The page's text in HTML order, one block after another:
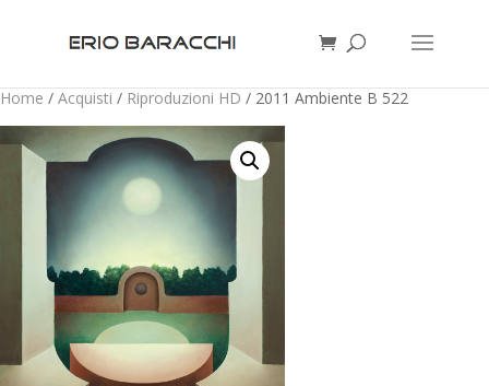
Home / Acquisti / Riproduzioni HD / 2011 Ambiente B 522